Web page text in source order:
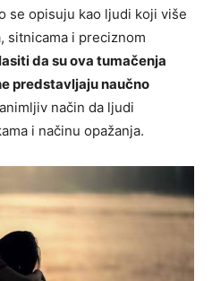
se opisuju kao ljudi koji više
sitnicama i preciznom
da su ova tumačenja
predstavljaju naučno
način da ljudi
i načinu opažanja.